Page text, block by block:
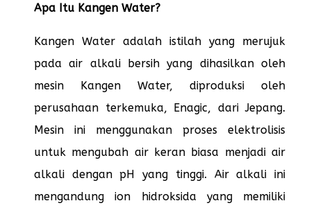
Apa Itu Kangen Water?
Kangen Water adalah istilah yang merujuk
pada air alkali bersih yang dihasilkan oleh
mesin Kangen Water, diproduksi oleh
perusahaan terkemuka, Enagic, dari Jepang.
Mesin ini menggunakan proses elektrolisis
untuk mengubah air keran biasa menjadi air
alkali dengan pH yang tinggi. Air alkali ini
mengandung ion hidroksida yang memiliki